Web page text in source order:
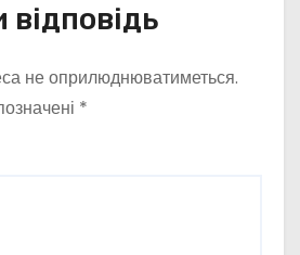
не оприлюднюватиметься.
*